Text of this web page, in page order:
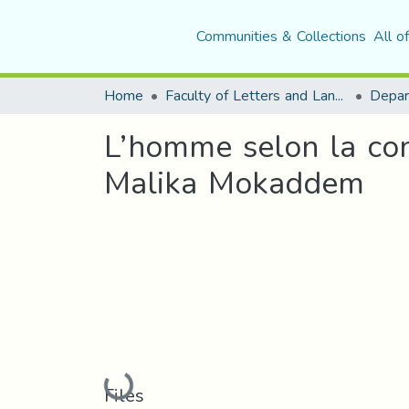
Communities & Collections All
Home Faculty of Letters and Languages
L’homme selon la
Malika Mokaddem
Loading...
Files